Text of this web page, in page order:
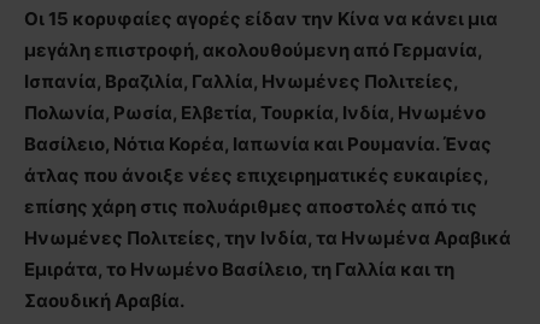
Οι 15 κορυφαίες αγορές είδαν την Κίνα να κάνει μια
μεγάλη επιστροφή, ακολουθούμενη από Γερμανία,
Ισπανία, Βραζιλία, Γαλλία, Ηνωμένες Πολιτείες,
Πολωνία, Ρωσία, Ελβετία, Τουρκία, Ινδία, Ηνωμένο
Βασίλειο, Νότια Κορέα, Ιαπωνία και Ρουμανία. Ένας
άτλας που άνοιξε νέες επιχειρηματικές ευκαιρίες,
επίσης χάρη στις πολυάριθμες αποστολές από τις
Ηνωμένες Πολιτείες, την Ινδία, τα Ηνωμένα Αραβικά
Εμιράτα, το Ηνωμένο Βασίλειο, τη Γαλλία και τη
Σαουδική Αραβία.